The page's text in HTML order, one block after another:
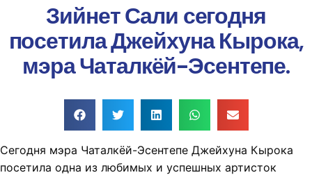
Зийнет Сали сегодня
посетила Джейхуна Кырока,
мэра Чаталкёй-Эсентепе.
Сегодня мэра Чаталкёй-Эсентепе Джейхуна Кырока
посетила одна из любимых и успешных артисток